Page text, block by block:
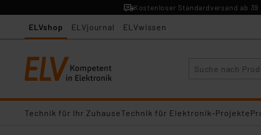
Kostenloser Standardversand ab
ELVshop ELVjournal ELVwissen
Technik für Ihr ZuhauseTechnik für Elektronik-Projekte